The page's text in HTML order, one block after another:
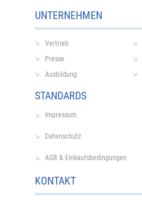
UNTERNEHMEN
KONTAKT
Vertrieb
Presse
Ausbildung
STANDARDS
Impressum
Datenschutz
AGB & Einkaufsbedingungen